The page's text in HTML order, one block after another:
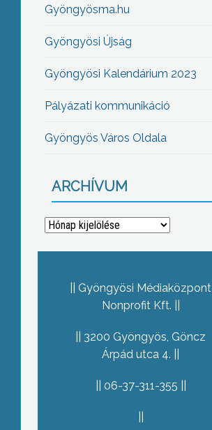
Gyöngyösma.hu
Gyöngyösi Újság
Gyöngyösi Kalendárium 2023
Pályázati kommunikáció
Gyöngyös Város Oldala
ARCHÍVUM
Archívum
Gyöngyösi Médiaközpont
Nonprofit Kft.
3200 Gyöngyös, Göncz
Árpád utca 4.
06-37-311-355